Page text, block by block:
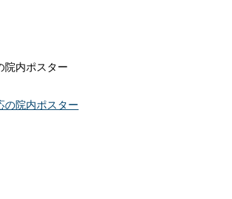
院内ポスター
の院内ポスター